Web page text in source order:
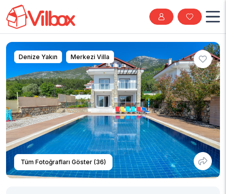
Tüm Fotoğrafları Göster (36)
Denize Yakın Merkezi Villa